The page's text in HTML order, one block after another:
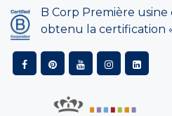
B Corp Première
obtenu la certification